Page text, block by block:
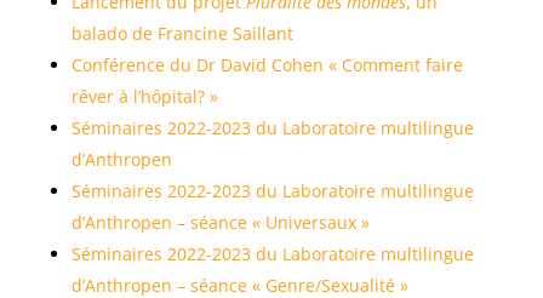
balado de Francine Saillant
Conférence du Dr David Cohen « Comment faire
rêver à l’hôpital? »
Séminaires 2022-2023 du Laboratoire multilingue
d’Anthropen
Séminaires 2022-2023 du Laboratoire multilingue
d’Anthropen – séance « Universaux »
Séminaires 2022-2023 du Laboratoire multilingue
d’Anthropen – séance « Genre/Sexualité »